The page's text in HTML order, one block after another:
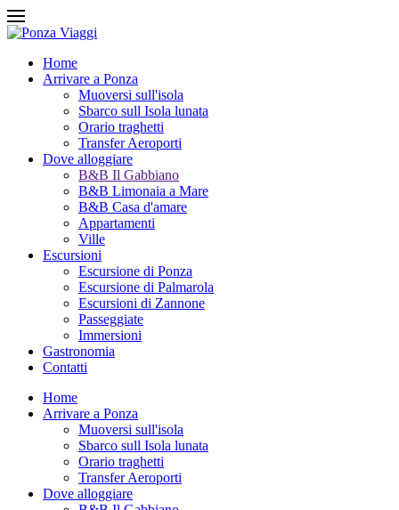
Home
Arrivare a Ponza
Muoversi sull'isola
Sbarco sull Isola lunata
Orario traghetti
Transfer Aeroporti
Dove alloggiare
B&B Il Gabbiano
B&B Limonaia a Mare
B&B Casa d'amare
Appartamenti
Ville
Escursioni
Escursione di Ponza
Escursione di Palmarola
Escursioni di Zannone
Passeggiate
Immersioni
Gastronomia
Contatti
Home
Arrivare a Ponza
Muoversi sull'isola
Sbarco sull Isola lunata
Orario traghetti
Transfer Aeroporti
Dove alloggiare